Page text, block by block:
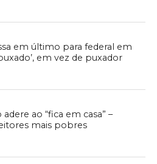
em último para federal em
em vez de puxador
ao “fica em casa” –
mais pobres